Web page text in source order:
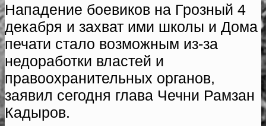
Нападение боевиков на Грозный 4
декабря и захват ими школы и Дома
печати стало возможным из-за
недоработки властей и
правоохранительных органов,
заявил сегодня глава Чечни Рамзан
Кадыров.